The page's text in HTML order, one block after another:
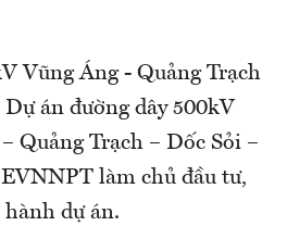
Vũng Áng - Quảng Trạch
án đường dây 500kV
Quảng Trạch – Dốc Sỏi –
làm chủ đầu tư,
dự án.